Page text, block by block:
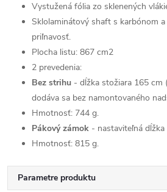
Vystužená fólia zo sklenených
Sklolaminátový shaft s karbónom
priľnavosť.
Plocha listu: 867 cm2
2 prevedenia:
Bez strihu - dĺžka stožiara 165 cm
dodáva sa bez namontovaného
Hmotnosť: 744 g.
Pákový zámok - nastaviteľná
Hmotnosť: 815 g.
Parametre produktu